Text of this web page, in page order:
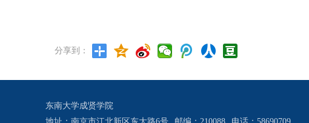
分享到：
东南大学成贤学院